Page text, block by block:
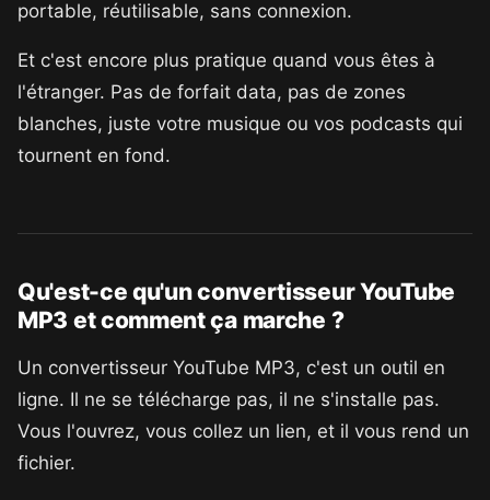
portable, réutilisable, sans connexion.
Et c'est encore plus pratique quand vous êtes à
l'étranger. Pas de forfait data, pas de zones
blanches, juste votre musique ou vos podcasts qui
tournent en fond.
Qu'est-ce qu'un convertisseur YouTube
MP3 et comment ça marche ?
Un convertisseur YouTube MP3, c'est un outil en
ligne. Il ne se télécharge pas, il ne s'installe pas.
Vous l'ouvrez, vous collez un lien, et il vous rend un
fichier.